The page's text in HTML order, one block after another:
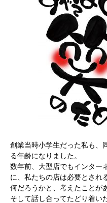
創業当時小学生だった私も、
る年齢になりました。
数年前、大型店でもインター
に、私たちの店は必要とされ
何だろうかと、考えたことが
そして話し合ってたどり着い